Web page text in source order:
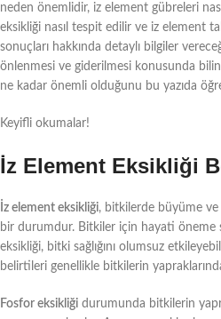
neden önemlidir, iz element gübreleri
eksikliği nasıl tespit edilir ve iz element
sonuçları hakkında detaylı bilgiler
önlenmesi ve giderilmesi konusunda
ne kadar önemli olduğunu bu yazıda
Keyifli okumalar!
İz Element Eksikliği
İz element eksikliği, bitkilerde büyüme ve
bir durumdur. Bitkiler için hayati öneme
eksikliği, bitki sağlığını olumsuz
belirtileri genellikle bitkilerin
Fosfor eksikliği durumunda bitkilerin